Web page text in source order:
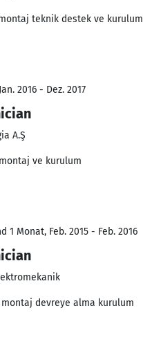
teknik destek ve kurulum
2016 - Dez. 2017
A.Ş
ve kurulum
1 Monat, Feb. 2015 - Feb. 2016
devreye alma kurulum